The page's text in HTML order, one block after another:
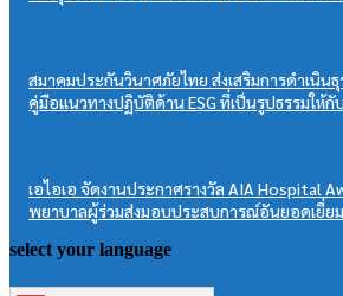
สมาคมประกันวินาศภัยไทย ส่งเสริมการดำเนิน
คู่มือแนวทางปฏิบัติด้าน ESG ที่เป็นรูปธรรมให้
เอไอเอ จัดงานประกาศรางวัล AIA Hospital
พยาบาลผู้ร่วมส่งมอบประสบการณ์อันยอดเยี่ยม
select your language